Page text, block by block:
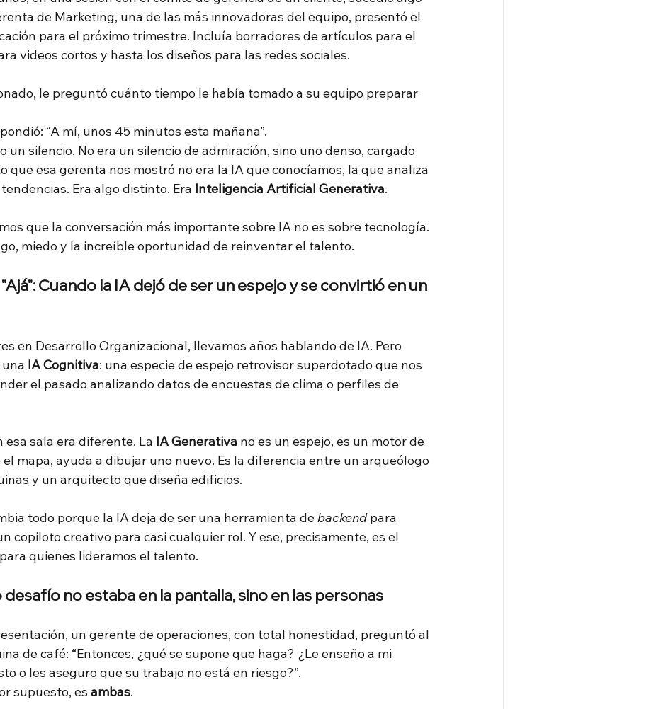
de Marketing, una de las más innovadoras del equipo, presentó el
para el próximo trimestre. Incluía borradores de artículos para el
videos cortos y hasta los diseños para las redes sociales.
le preguntó cuánto tiempo le había tomado a su equipo preparar
“A mí, unos 45 minutos esta mañana”.
un silencio. No era un silencio de admiración, sino uno denso, cargado
que esa gerenta nos mostró no era la IA que conocíamos, la que analiza
Era algo distinto. Era Inteligencia Artificial Generativa.
que la conversación más importante sobre IA no es sobre tecnología.
miedo y la increíble oportunidad de reinventar el talento.
Cuando la IA dejó de ser un espejo y se convirtió en un
en Desarrollo Organizacional, llevamos años hablando de IA. Pero
IA Cognitiva: una especie de espejo retrovisor superdotado que nos
el pasado analizando datos de encuestas de clima o perfiles de
esa sala era diferente. La IA Generativa no es un espejo, es un motor de
el mapa, ayuda a dibujar uno nuevo. Es la diferencia entre un arqueólogo
y un arquitecto que diseña edificios.
todo porque la IA deja de ser una herramienta debackend para
copiloto creativo para casi cualquier rol. Y ese, precisamente, es el
quienes lideramos el talento.
no estaba en la pantalla, sino en las personas
un gerente de operaciones, con total honestidad, preguntó al
de café: “Entonces, ¿qué se supone que haga? ¿Le enseño a mi
o les aseguro que su trabajo no está en riesgo?”.
supuesto, es ambas.